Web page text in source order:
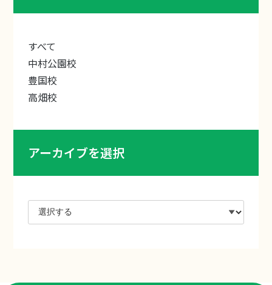
すべて
中村公園校
豊国校
高畑校
アーカイブを選択